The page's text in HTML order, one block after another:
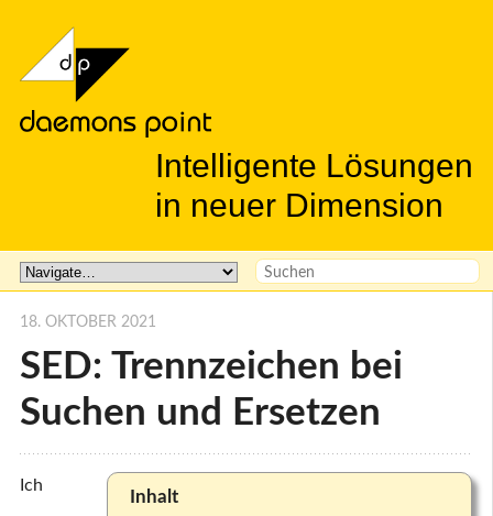
Intelligente Lösungen
in neuer Dimension
SED: Trennzeichen bei
Suchen und Ersetzen
18. OKTOBER 2021
Inhalt
Ich